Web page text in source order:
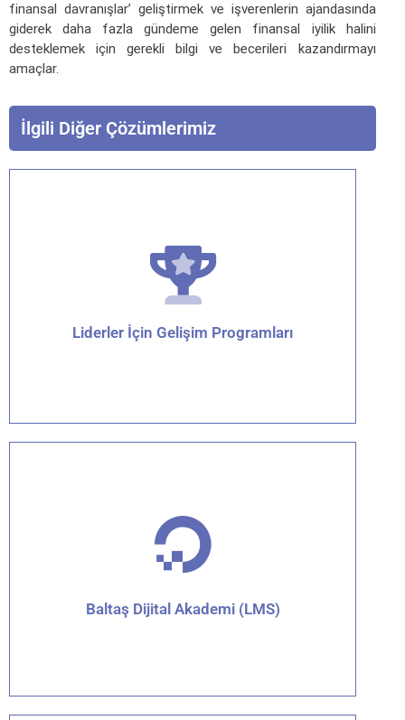
finansal davranışlar’ geliştirmek ve işverenlerin ajandasında
giderek daha fazla gündeme gelen finansal iyilik halini
desteklemek için gerekli bilgi ve becerileri kazandırmayı
amaçlar.
İlgili Diğer Çözümlerimiz
Liderler İçin Gelişim Programları
Detaylar için tıklayın
Baltaş Dijital Akademi (LMS)